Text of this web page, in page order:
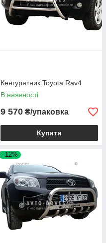
Кенгурятник Toyota Rav4
В наявності
9 570 ₴/упаковка
Купити
–12%